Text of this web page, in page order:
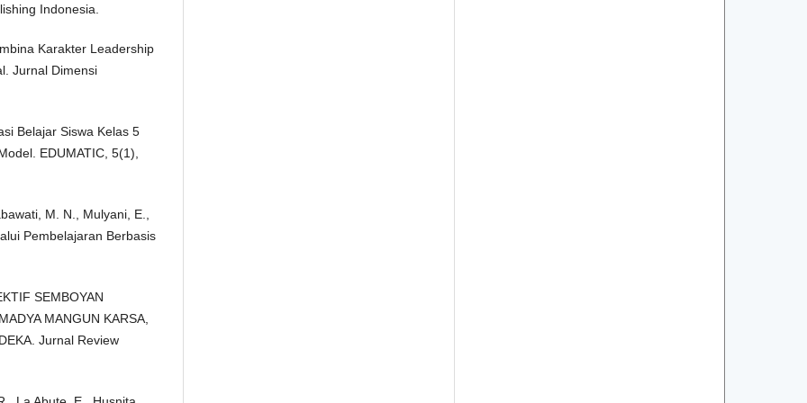
Indonesia.
Karakter Leadership
Jurnal Dimensi
Belajar Siswa Kelas 5
EDUMATIC, 5(1),
M. N., Mulyani, E.,
Pembelajaran Berbasis
SEMBOYAN
MANGUN KARSA,
Jurnal Review